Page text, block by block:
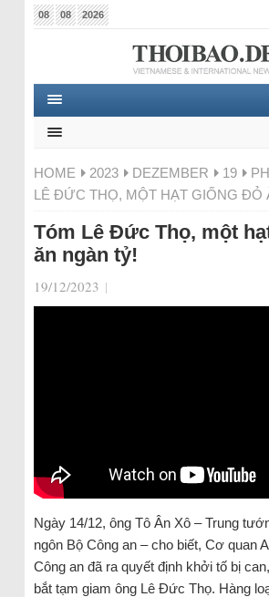
08 08 2026
HOME 2023 DEZEMBER 19
LÊ ĐỨC THỌ, MỘT HẠT GIỐNG ĐỎ
Tóm Lê Đức Thọ, một
ăn ngàn tỷ!
19/12/2023 |
Ngày 14/12, ông Tô Ân Xô – Trung
ngôn Bộ Công an – cho biết, Cơ quan
Công an đã ra quyết định khởi tố bị
bắt tạm giam ông Lê Đức Thọ. Hàng